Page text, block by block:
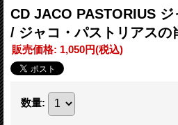
CD JACO PASTORIUS
/ ジャコ・パストリアスの
販売価格: 1,050円(税込)
数量: